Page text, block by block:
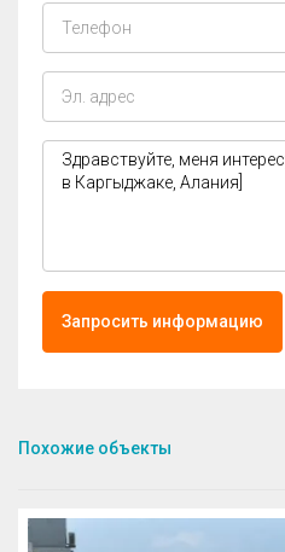
Запросить информацию
Похожие объекты